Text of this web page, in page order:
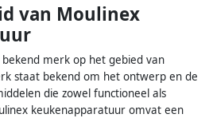
van Moulinex
merk op het gebied van
staat bekend om het ontwerp en de
die zowel functioneel als
keukenapparatuur omvat een